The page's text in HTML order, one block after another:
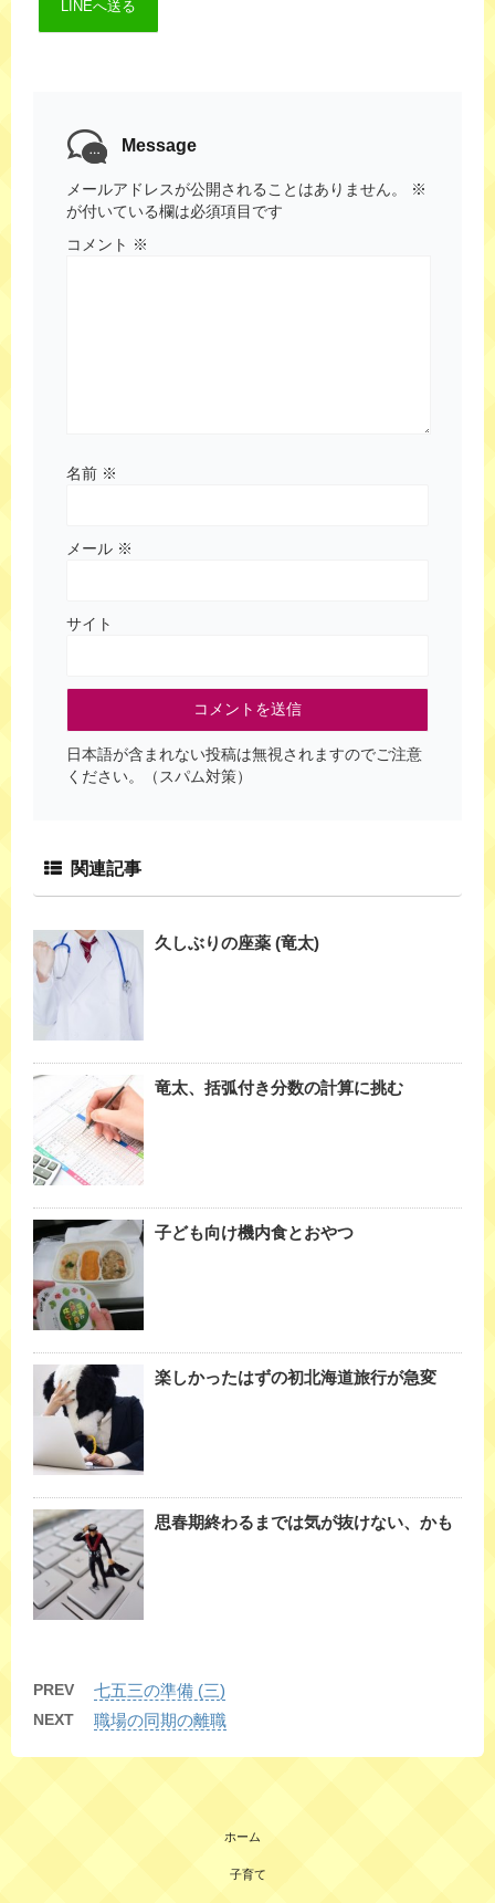
LINEへ送る
Message
メールアドレスが公開されることはありません。
※
が付いている欄は必須項目です
コメント ※
名前 ※
メール ※
サイト
日本語が含まれない投稿は無視されますのでご注意
ください。（スパム対策）
関連記事
久しぶりの座薬 (竜太)
竜太、括弧付き分数の計算に挑む
子ども向け機内食とおやつ
楽しかったはずの初北海道旅行が急変
思春期終わるまでは気が抜けない、かも
PREV 七五三の準備 (三)
NEXT 職場の同期の離職
ホーム
子育て